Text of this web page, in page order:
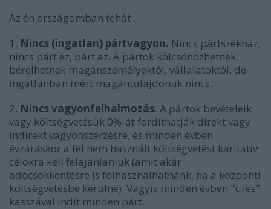
Az én országomban tehát...
1. Nincs (ingatlan) pártvagyon. Nincs pártszékház,
nincs párt ez, párt az. A pártok kölcsönözhetnek,
bérelhetnek magánszemélyektől, vállalatoktól, de
ingatlanban mért magántulajdonuk nincs.
2. Nincs vagyonfelhalmozás. A pártok bevételeik
vagy költségvetésük 0%-át fordíthatják direkt vagy
indirekt vagyonszerzésre, és minden évben
évzáráskor a fel nem használt költségvetést karitatív
célokra kell felajánlaniuk (amit akár
adócsökkentésre is fölhasználhatnánk, ha a központi
költségvetésbe kerülne). Vagyis minden évben "üres"
kasszával indít minden párt.